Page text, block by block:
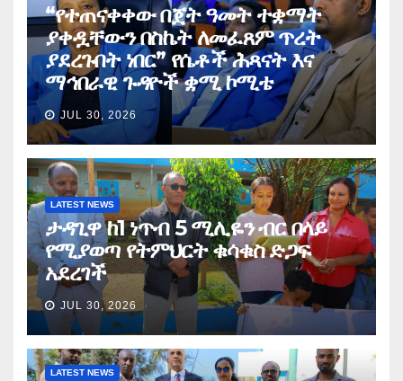
“የተጠናቀቀው በጀት ዓመት ተቋማት
ያቀዷቸውን በስኬት ለመፈጸም ጥረት
ያደረጉበት ነበር” የሴቶች ሕጻናት እና
ማኅበራዊ ጉዳዮች ቋሚ ኮሚቴ
JUL 30, 2026
LATEST NEWS
ታዳጊዋ ከ1 ነጥብ 5 ሚሊዬን ብር በላይ
የሚያወጣ የትምህርት ቁሳቁስ ድጋፍ
አደረገች
JUL 30, 2026
LATEST NEWS